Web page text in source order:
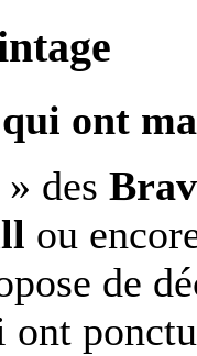
ont
» des
ou
de
ont